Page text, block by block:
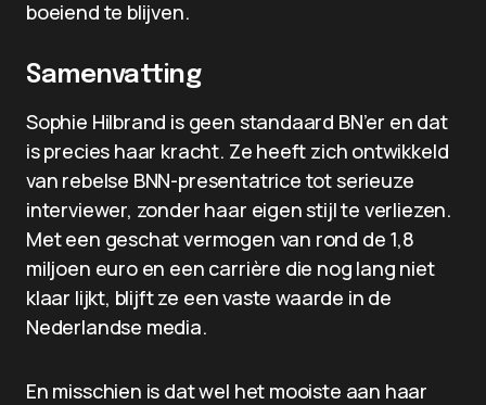
boeiend te blijven.
Samenvatting
Sophie Hilbrand is geen standaard BN’er en dat
is precies haar kracht. Ze heeft zich ontwikkeld
van rebelse BNN-presentatrice tot serieuze
interviewer, zonder haar eigen stijl te verliezen.
Met een geschat vermogen van rond de 1,8
miljoen euro en een carrière die nog lang niet
klaar lijkt, blijft ze een vaste waarde in de
Nederlandse media.
En misschien is dat wel het mooiste aan haar